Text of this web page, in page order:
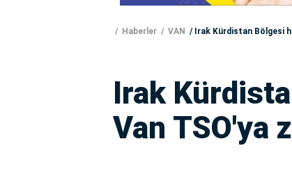
Haberler VAN Irak Kürdistan Bölgesi
Irak
Van TSO'ya